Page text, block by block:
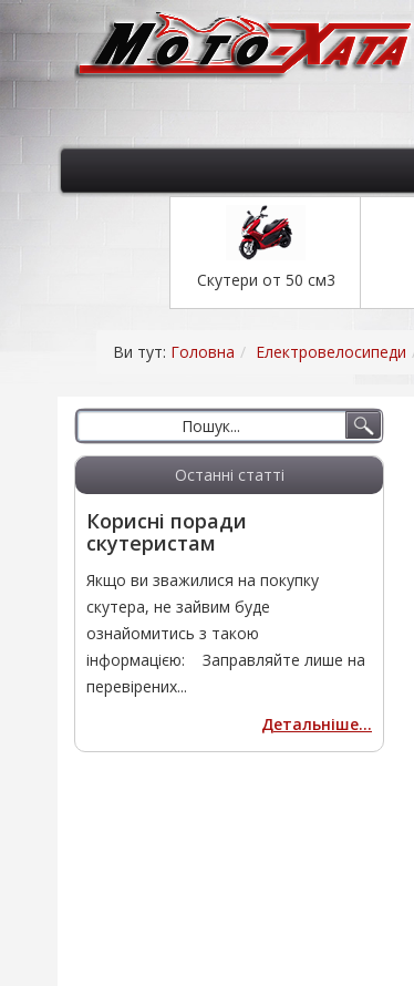
Скутери от 50 см3
Ви тут: Головна Електровелосипеди
Останні статті
Корисні поради
скутеристам
Якщо ви зважилися на покупку
скутера, не зайвим буде
ознайомитись з такою
інформацією: Заправляйте лише на
перевірених...
Детальніше...